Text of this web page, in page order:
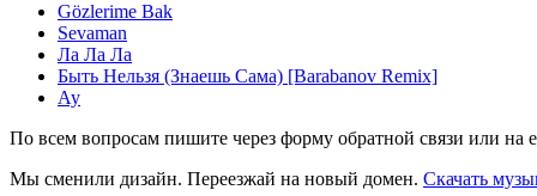
Gözlerime Bak
Sevaman
Ла Ла Ла
Быть Нельзя (Знаешь Сама) [Barabanov Remix]
Ау
По всем вопросам пишите через форму обратной связи или на
Мы сменили дизайн. Переезжай на новый домен. Скачать